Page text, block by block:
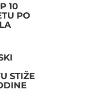
10
PO
STIŽE